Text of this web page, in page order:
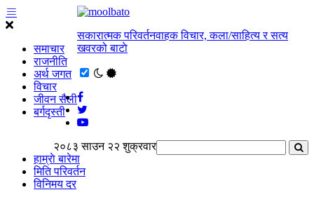
समाचार
राजनीति
अर्थ जगत
विचार
जीवन सैली
बर्गदृस्ती
सकारात्मक परिवर्तनवाहक विचार, कला/साहित्य र सत्य
खवरको बाटाे
२०८३ साउन २२ शुक्रवार
हाम्राे बारेमा
मिति परिवर्तन
विनिमय दर